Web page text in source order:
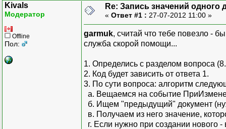
Kivals
Модератор
Offline
Пол:
Re: Запись значений одного
« Ответ #1 : 27-07-2012 11:00 »
garmuk, считай что тебе повезло -
служба скорой помощи...
1. Определись с разделом вопроса
2. Код будет зависить от ответа 1.
3. По сути вопроса: алгоритм
а. Вещаемся на событие
б. Ищем "предыдущий" документ
в. Получаем из него значение,
г. Если нужно при создании